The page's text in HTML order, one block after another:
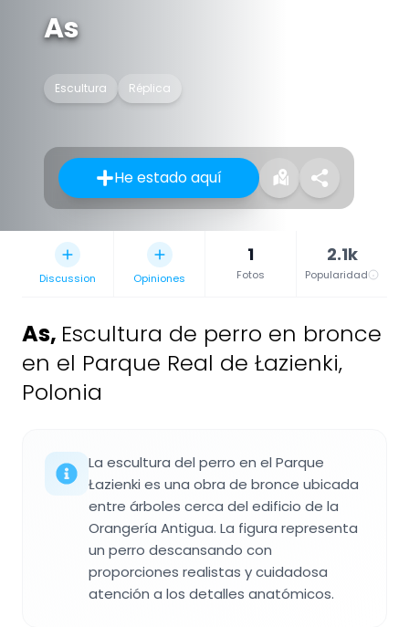
As
Escultura Réplica
He estado aquí
Discussion Opiniones
1
Fotos
2.1k
Popularidad
As, Escultura de perro en bronce
en el Parque Real de Łazienki,
Polonia
La escultura del perro en el Parque
Łazienki es una obra de bronce ubicada
entre árboles cerca del edificio de la
Orangería Antigua. La figura representa
un perro descansando con
proporciones realistas y cuidadosa
atención a los detalles anatómicos.